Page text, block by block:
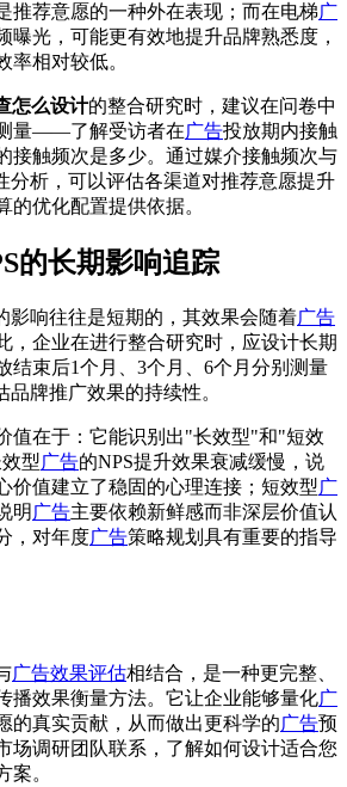
推荐意愿的一种外在表现；而在电梯广
曝光，可能更有效地提升品牌熟悉度，
率相对较低。
怎么设计的整合研究时，建议在问卷中
量——了解受访者在广告投放期内接触
接触频次是多少。通过媒介接触频次与
分析，可以评估各渠道对推荐意愿提升
的优化配置提供依据。
的长期影响追踪
影响往往是短期的，其效果会随着广告
，企业在进行整合研究时，应设计长期
结束后1个月、3个月、6个月分别测量
品牌推广效果的持续性。
值在于：它能识别出"长效型"和"短效
型广告的NPS提升效果衰减缓慢，说
价值建立了稳固的心理连接；短效型广
明 广告主要依赖新鲜感而非深层价值认
，对年度广告策略规划具有重要的指导
广告效果评估相结合，是一种更完整、
播效果衡量方法。它让企业能够量化广
的真实贡献，从而做出更科学的广告预
场调研团队联系，了解如何设计适合您
案。